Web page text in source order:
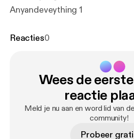
Anyandeveything 1
Reacties0
Wees de
reactie
Meld je nu aan en word lid van
community!
Probeer